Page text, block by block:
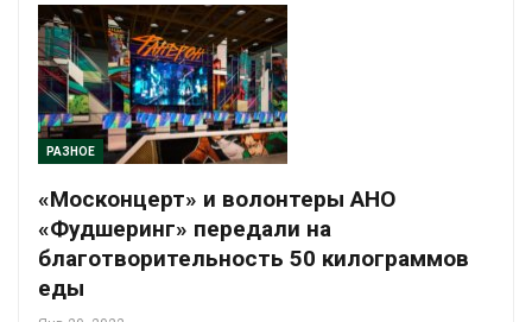
РАЗНОЕ
«Москонцерт» и волонтеры АНО
«Фудшеринг» передали на
благотворительность 50 килограммов
еды